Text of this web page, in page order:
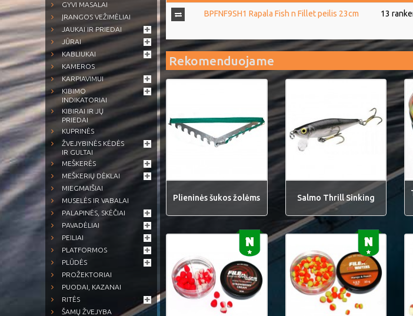
GYVI MASALAI
ĮRANGOS VEŽIMĖLIAI
JAUKAI IR PRIEDAI
JŪRAI
KABLIUKAI
KAMEROS
KARPIAVIMUI
KIBIMO
INDIKATORIAI
KIBIRAI IR JŲ
PRIEDAI
KUPRINĖS
ŽVEJYBINĖS KĖDĖS
IR GULTAI
MEŠKERĖS
MEŠKERIŲ DĖKLAI
MIEGMAIŠIAI
MUSELĖS IR VABALAI
PALAPINĖS, SKĖČIAI
PAVADĖLIAI
PEILIAI
PLATFORMOS
PLŪDĖS
PROŽEKTORIAI
PUODAI, KAZANAI
RITĖS
ŠAMŲ ŽVEJYBA
BPFNF9SH1 Rapala Fish n Fillet peilis 23cm 13
Rekomenduojame
Plieninės šukos žolėms Salmo Thrill Sinking